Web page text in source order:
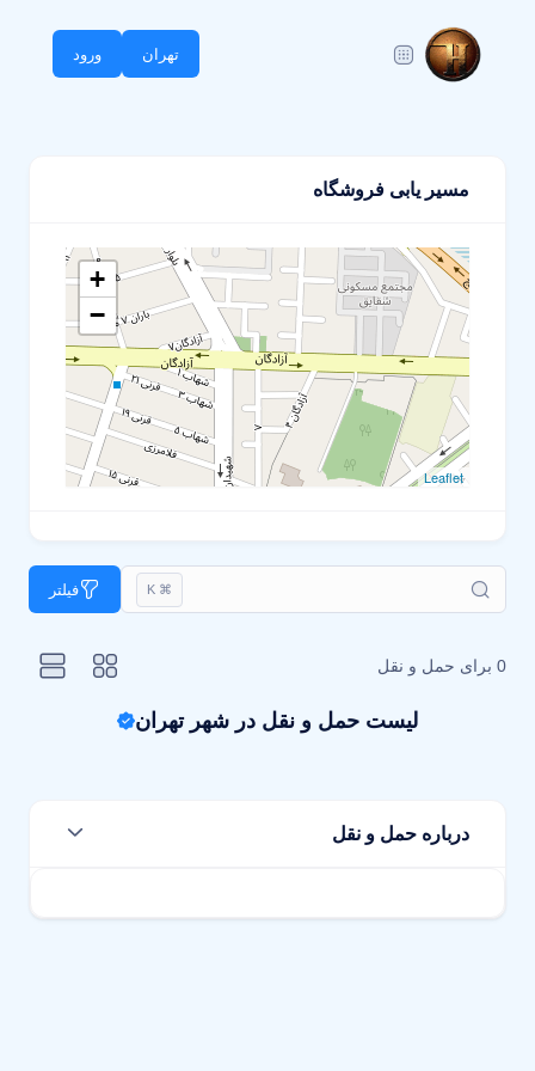
تهران ورود
مسیر یابی فروشگاه
+
−
Leaflet
⌘ K فیلتر
0 برای حمل و نقل
لیست حمل و نقل در شهر تهران
درباره حمل و نقل